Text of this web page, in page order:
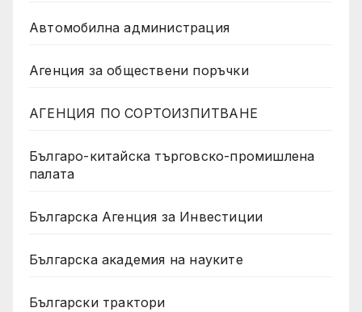
Автомобилна администрация
Агенция за обществени поръчки
АГЕНЦИЯ ПО СОРТОИЗПИТВАНЕ
Българо-китайска търговско-промишлена
палата
Българска Агенция за Инвестиции
Българска академия на науките
Български трактори